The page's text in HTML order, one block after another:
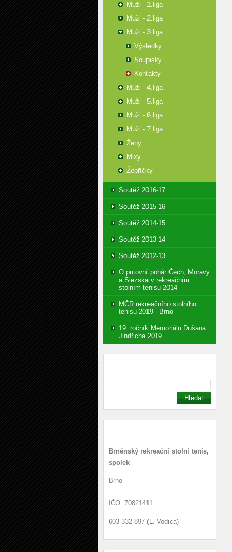
Muži - 1.liga
Muži - 2.liga
Muži - 3.liga
Výsledky
Soupisky
Kontakty
Muži - 4.liga
Muži - 5.liga
Muži - 6.liga
Muži - 7.liga
Ženy
Mixy
Žebříčky
Soutěž 2016-17
Soutěž 2015-16
Soutěž 2014-15
Soutěž 2013-14
Soutěž 2012-13
O putovní pohár Čech, Moravy
a Slezska v rekreačním
stolním tenisu 2014
MČR rekreačního stolního
tenisu 2019 - Brno
19. ročník Memoriálu Dušana
Jindřicha 2019
Brněnský rekreační stolní tenis,
spolek
Brno
IČO: 70821411
603 332 897 (L. Vodica)